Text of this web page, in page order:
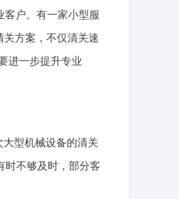
客户。有一家小型服
方案，不仅清关速
进一步提升专业
型机械设备的清关
时不够及时，部分客